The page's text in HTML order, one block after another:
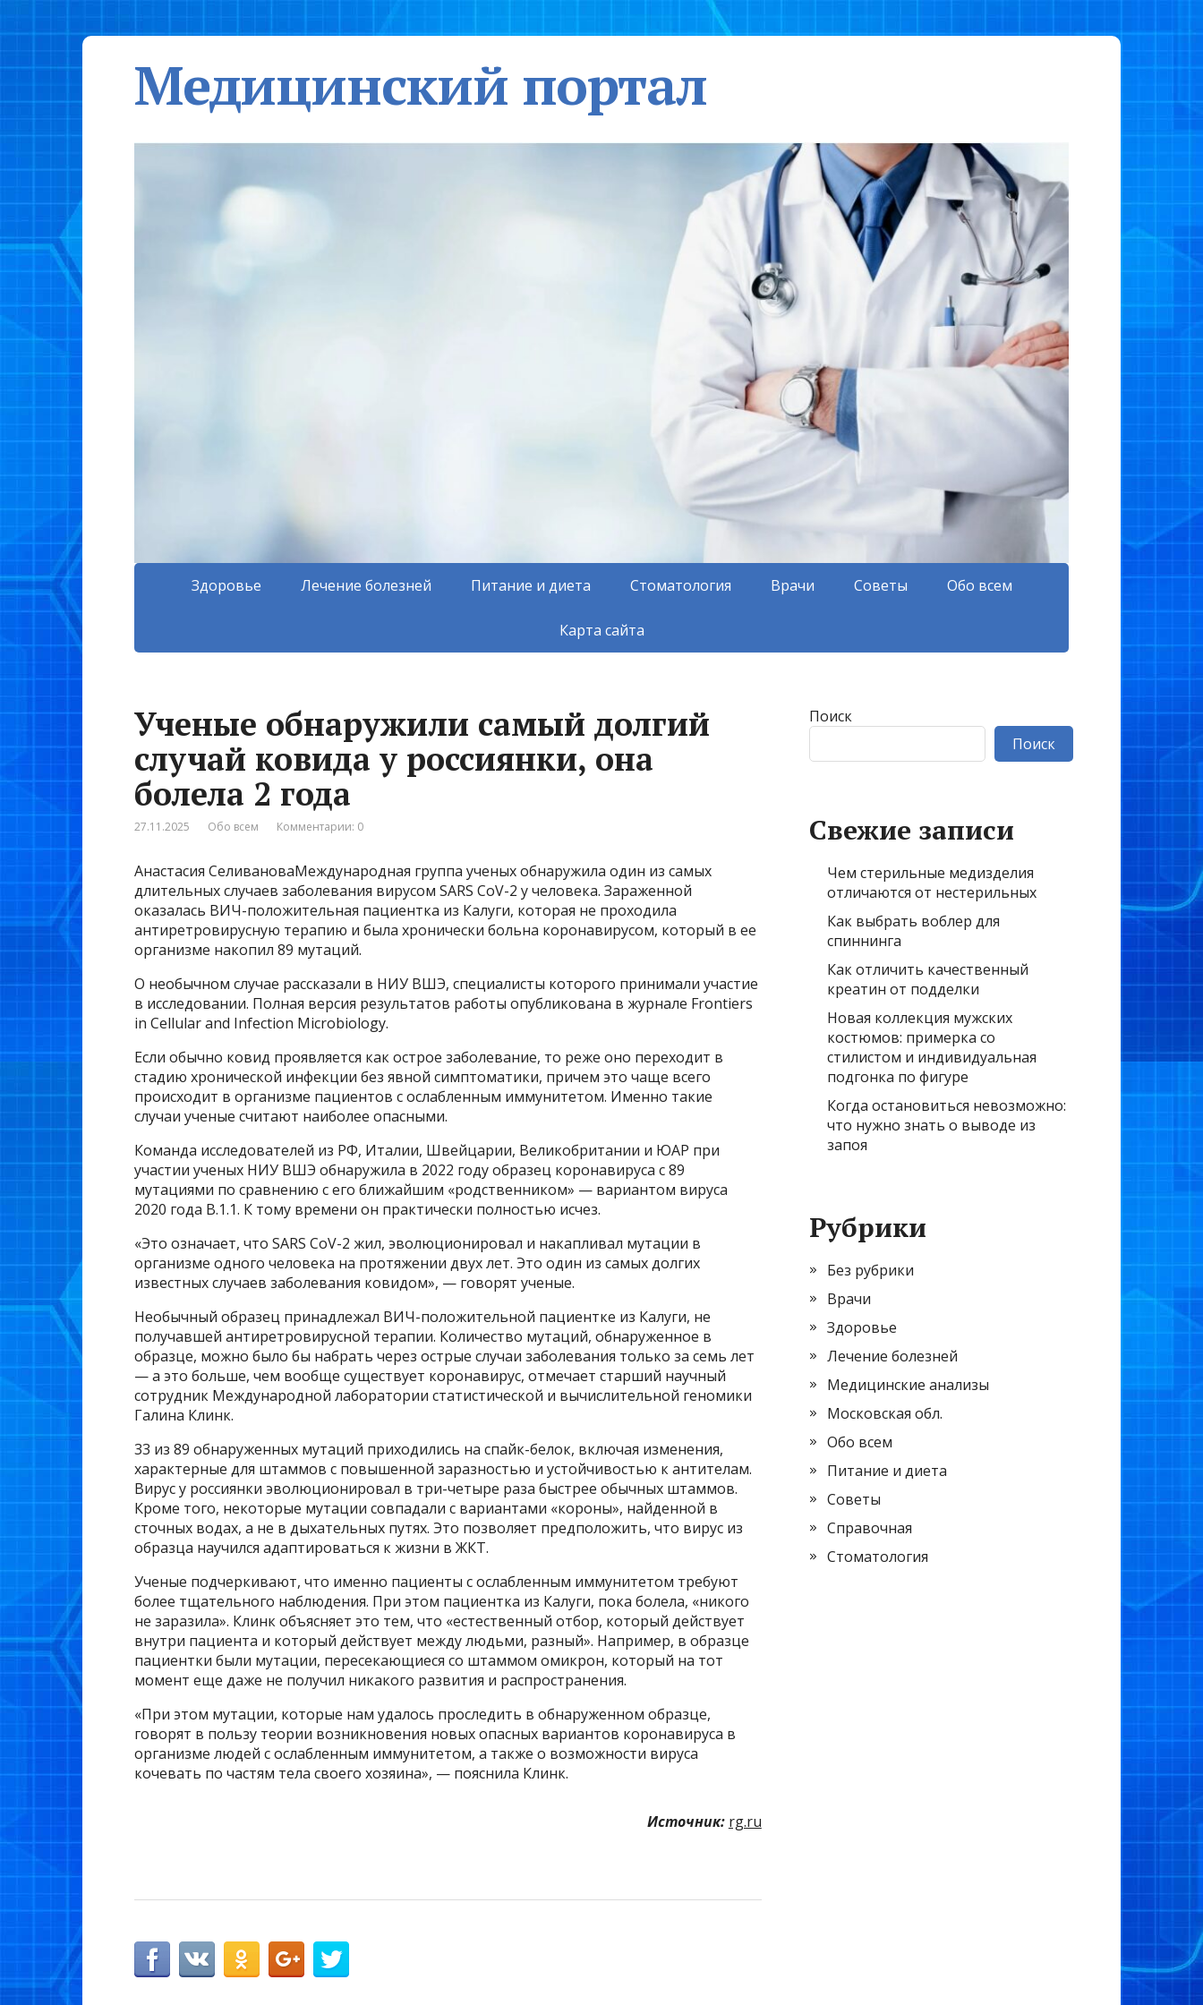
Медицинский портал
Здоровье Лечение болезней Питание и диета Стоматология Врачи Советы Обо всем
Карта сайта
Ученые обнаружили самый долгий
случай ковида у россиянки, она
болела 2 года
27.11.2025 Обо всем Комментарии: 0
Анастасия СеливановаМеждународная группа ученых обнаружила один из самых
длительных случаев заболевания вирусом SARS CoV-2 у человека. Зараженной
оказалась ВИЧ-положительная пациентка из Калуги, которая не проходила
антиретровирусную терапию и была хронически больна коронавирусом, который в ее
организме накопил 89 мутаций.
О необычном случае рассказали в НИУ ВШЭ, специалисты которого принимали участие
в исследовании. Полная версия результатов работы опубликована в журнале Frontiers
in Cellular and Infection Microbiology.
Если обычно ковид проявляется как острое заболевание, то реже оно переходит в
стадию хронической инфекции без явной симптоматики, причем это чаще всего
происходит в организме пациентов с ослабленным иммунитетом. Именно такие
случаи ученые считают наиболее опасными.
Команда исследователей из РФ, Италии, Швейцарии, Великобритании и ЮАР при
участии ученых НИУ ВШЭ обнаружила в 2022 году образец коронавируса с 89
мутациями по сравнению с его ближайшим «родственником» — вариантом вируса
2020 года В.1.1. К тому времени он практически полностью исчез.
«Это означает, что SARS CoV-2 жил, эволюционировал и накапливал мутации в
организме одного человека на протяжении двух лет. Это один из самых долгих
известных случаев заболевания ковидом», — говорят ученые.
Необычный образец принадлежал ВИЧ-положительной пациентке из Калуги, не
получавшей антиретровирусной терапии. Количество мутаций, обнаруженное в
образце, можно было бы набрать через острые случаи заболевания только за семь лет
— а это больше, чем вообще существует коронавирус, отмечает старший научный
сотрудник Международной лаборатории статистической и вычислительной геномики
Галина Клинк.
33 из 89 обнаруженных мутаций приходились на спайк-белок, включая изменения,
характерные для штаммов с повышенной заразностью и устойчивостью к антителам.
Вирус у россиянки эволюционировал в три-четыре раза быстрее обычных штаммов.
Кроме того, некоторые мутации совпадали с вариантами «короны», найденной в
сточных водах, а не в дыхательных путях. Это позволяет предположить, что вирус из
образца научился адаптироваться к жизни в ЖКТ.
Ученые подчеркивают, что именно пациенты с ослабленным иммунитетом требуют
более тщательного наблюдения. При этом пациентка из Калуги, пока болела, «никого
не заразила». Клинк объясняет это тем, что «естественный отбор, который действует
внутри пациента и который действует между людьми, разный». Например, в образце
пациентки были мутации, пересекающиеся со штаммом омикрон, который на тот
момент еще даже не получил никакого развития и распространения.
«При этом мутации, которые нам удалось проследить в обнаруженном образце,
говорят в пользу теории возникновения новых опасных вариантов коронавируса в
организме людей с ослабленным иммунитетом, а также о возможности вируса
кочевать по частям тела своего хозяина», — пояснила Клинк.
Источник: rg.ru
Поиск
Поиск
Свежие записи
Чем стерильные медизделия
отличаются от нестерильных
Как выбрать воблер для
спиннинга
Как отличить качественный
креатин от подделки
Новая коллекция мужских
костюмов: примерка со
стилистом и индивидуальная
подгонка по фигуре
Когда остановиться невозможно:
что нужно знать о выводе из
запоя
Рубрики
Без рубрики
Врачи
Здоровье
Лечение болезней
Медицинские анализы
Московская обл.
Обо всем
Питание и диета
Советы
Справочная
Стоматология